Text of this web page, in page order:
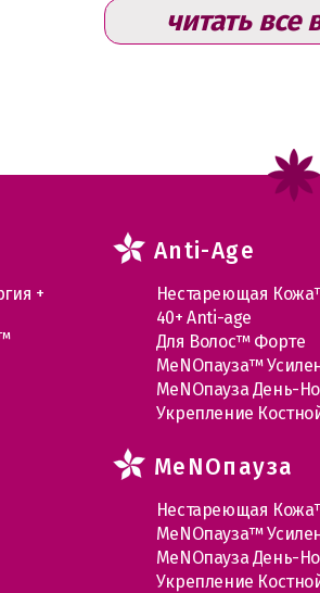
читать все
+
Anti-Age
Нестареющая
40+ Anti-age
Для Волос™ Форте
МеNOпауза™
МеNOпауза День-
Укрепление
MеNOпауза
Нестареющая
МеNOпауза™
МеNOпауза День-
Укрепление